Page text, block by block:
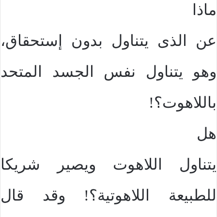
ماذا
عن الذى يتناول بدون إستحقاق،
وهو يتناول نفس الجسد المتحد
باللاهوت؟!
هل
يتناول اللاهوت ويصير شريكا
للطبيعة اللاهوتية؟! وقد قال